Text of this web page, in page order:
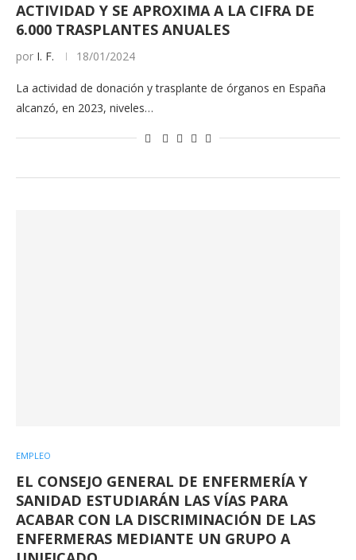
ACTIVIDAD Y SE APROXIMA A LA CIFRA DE
6.000 TRASPLANTES ANUALES
por I. F. 18/01/2024
La actividad de donación y trasplante de órganos en España
alcanzó, en 2023, niveles…
EMPLEO
EL CONSEJO GENERAL DE ENFERMERÍA Y
SANIDAD ESTUDIARÁN LAS VÍAS PARA
ACABAR CON LA DISCRIMINACIÓN DE LAS
ENFERMERAS MEDIANTE UN GRUPO A